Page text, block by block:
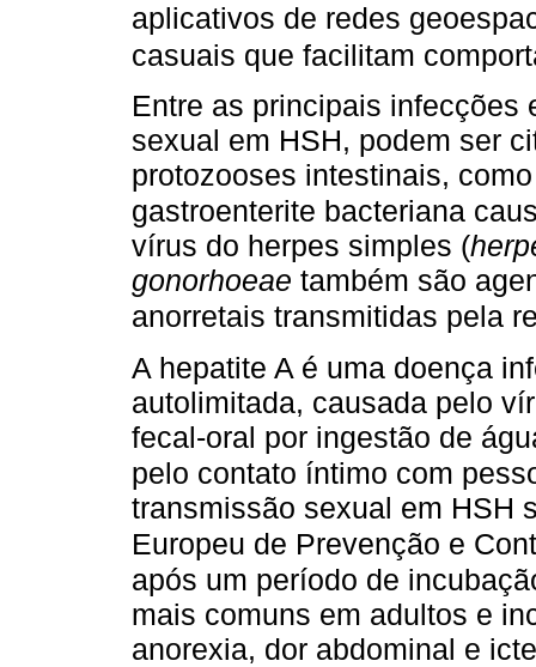
aplicativos de redes
casuais que facilitam
Entre as principais infecções
sexual em HSH, podem ser
protozooses intestinais,
gastroenterite bacteriana
vírus do herpes simples (
gonorhoeae também são
anorretais transmitidas pela
A hepatite A é uma doença
autolimitada, causada pelo
fecal-oral por ingestão de
pelo contato íntimo com
transmissão sexual em HSH
Europeu de Prevenção e
após um período de
mais comuns em adultos e
anorexia, dor abdominal e